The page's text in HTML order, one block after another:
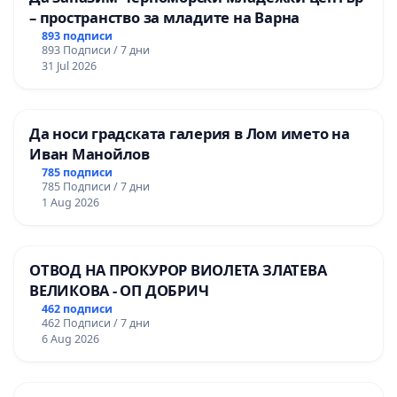
отравяне на 11 белоглави лешояди (2025 г.)
прострелян 1 черен лешояд /Aegypius
monachus/ в района на с. Женда, общ.
умъртвяване на 4 четири черни лешояда
край Котел – отново в резултат на поставена
отровна примамка (2022 г.)
прострелян 1 черен лешояд в района на
Омуртаг (2025 г.)
Черната статистика се допълва и от
последния случай (от 10.01.2026 г.), когато
отново в резултат на поставена отровна
– пространство за младите на Варна
893 подписи
893 Подписи / 7 дни
31 Jul 2026
Да носи градската галерия в Лом името на
Иван Манойлов
785 подписи
785 Подписи / 7 дни
1 Aug 2026
ОТВОД НА ПРОКУРОР ВИОЛЕТА ЗЛАТЕВА
ВЕЛИКОВА - ОП ДОБРИЧ
462 подписи
462 Подписи / 7 дни
6 Aug 2026